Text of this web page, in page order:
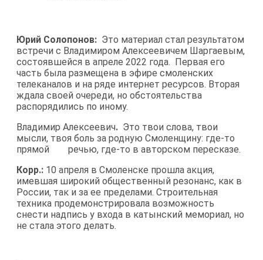
Юрий Солопонов: Это материал стал результатом
встречи с Владимиром Алексеевичем Шаргаевым,
состоявшейся в апреле 2022 года. Первая его
часть была размещена в эфире смоленских
телеканалов и на ряде интернет ресурсов. Вторая
ждала своей очереди, но обстоятельства
распорядились по иному.
Владимир Алексеевич. Это твои слова, твои
мысли, твоя боль за родную Смоленщину: где-то
прямой речью, где-то в авторском пересказе.
Корр.: 10 апреля в Смоленске прошла акция,
имевшая широкий общественный резонанс, как в
России, так и за ее пределами. Строительная
техника продемонстрировала возможность
снести надпись у входа в катынский мемориал, но
не стала этого делать.